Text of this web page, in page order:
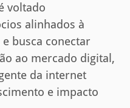
voltado
alinhados à
busca conectar
ao mercado digital,
da internet
e impacto